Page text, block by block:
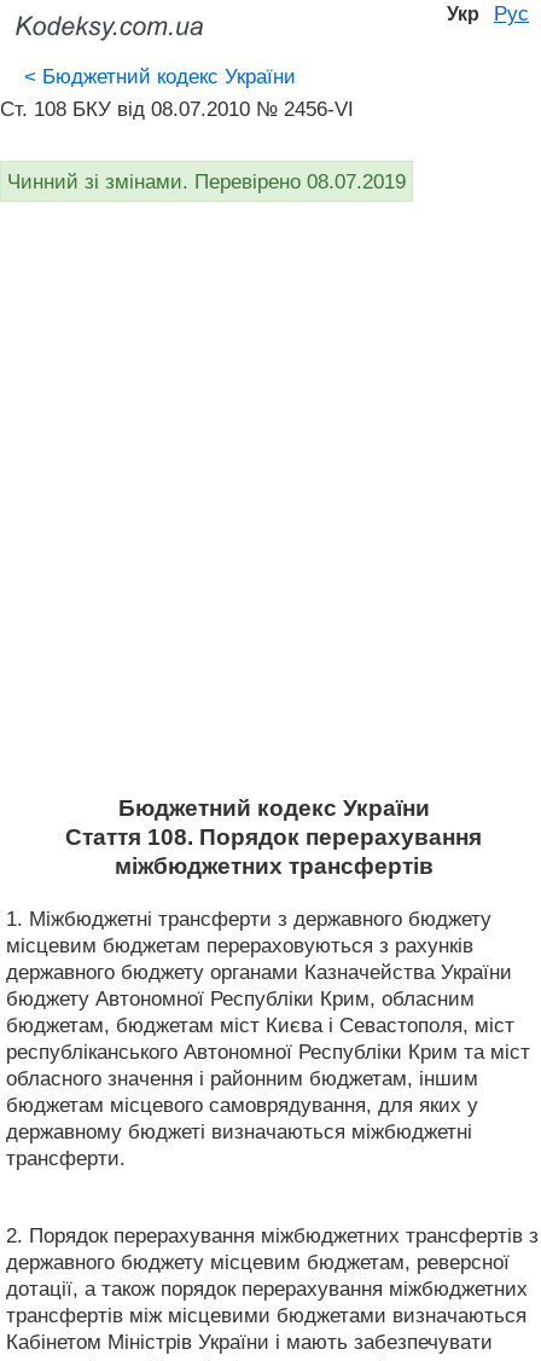
Укр Рус
< Бюджетний кодекс України
Ст. 108 БКУ від 08.07.2010 № 2456-VI
Чинний зі змінами. Перевірено 08.07.2019
Бюджетний кодекс України
Стаття 108. Порядок перерахування
міжбюджетних трансфертів
1. Міжбюджетні трансферти з державного бюджету
місцевим бюджетам перераховуються з рахунків
державного бюджету органами Казначейства України
бюджету Автономної Республіки Крим, обласним
бюджетам, бюджетам міст Києва і Севастополя, міст
республіканського Автономної Республіки Крим та міст
обласного значення і районним бюджетам, іншим
бюджетам місцевого самоврядування, для яких у
державному бюджеті визначаються міжбюджетні
трансферти.
2. Порядок перерахування міжбюджетних трансфертів з
державного бюджету місцевим бюджетам, реверсної
дотації, а також порядок перерахування міжбюджетних
трансфертів між місцевими бюджетами визначаються
Кабінетом Міністрів України і мають забезпечувати